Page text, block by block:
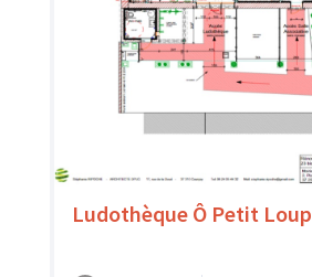
Ludothèque Ô Petit Loup